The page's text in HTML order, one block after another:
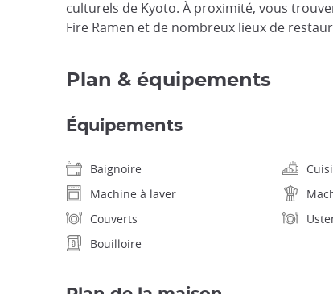
culturels de Kyoto. À proximité, vous
Fire Ramen et de nombreux lieux de
Plan & équipements
Équipements
Baignoire
Machine à laver
Couverts
Bouilloire